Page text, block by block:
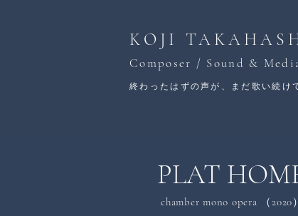
KOJI
Composer / Sound &
終わったはずの声が、まだ歌い続け
PLAT
chamber mono opera （2020）